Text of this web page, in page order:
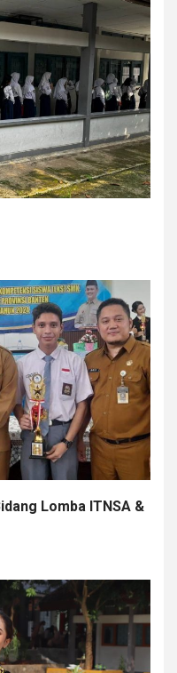
Lomba ITNSA &